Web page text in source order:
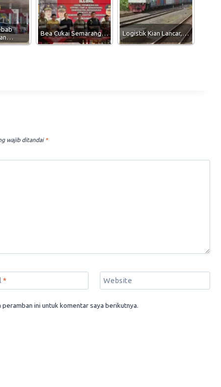
Bea Cukai Semarang… Logistik Kian Lancar,…
wajib ditandai *
* Website
ini untuk komentar saya berikutnya.